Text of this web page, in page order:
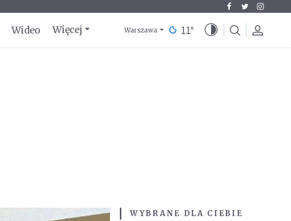
Wideo Więcej Warszawa 11°
WYBRANE DLA CIEBIE